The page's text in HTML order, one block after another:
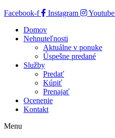
Facebook-f Instagram
Youtube
Domov
Nehnuteľnosti
Aktuálne v ponuke
Úspešne predané
Služby
Predať
Kúpiť
Prenajať
Ocenenie
Kontakt
Menu